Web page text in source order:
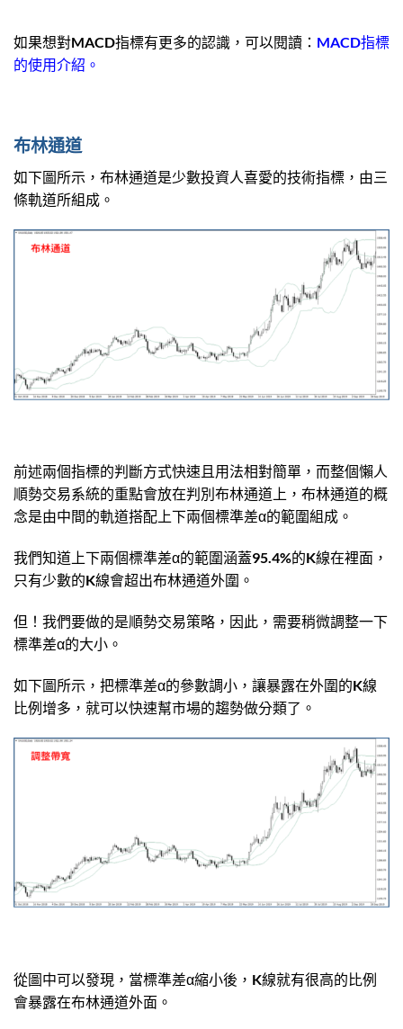
如果想對MACD指標有更多的認識，可以閱讀： MACD指標
的使用介紹。
布林通道
如下圖所示，布林通道是少數投資人喜愛的技術指標，由三
條軌道所組成。
前述兩個指標的判斷方式快速且用法相對簡單，而整個懶人
順勢交易系統的重點會放在判別布林通道上，布林通道的概
念是由中間的軌道搭配上下兩個標準差α的範圍組成。
我們知道上下兩個標準差α的範圍涵蓋95.4%的K線在裡面，
只有少數的K線會超出布林通道外圍。
但！我們要做的是順勢交易策略，因此，需要稍微調整一下
標準差α的大小。
如下圖所示，把標準差α的參數調小，讓暴露在外圍的K線
比例增多，就可以快速幫市場的趨勢做分類了。
從圖中可以發現，當標準差α縮小後，K線就有很高的比例
會暴露在布林通道外面。